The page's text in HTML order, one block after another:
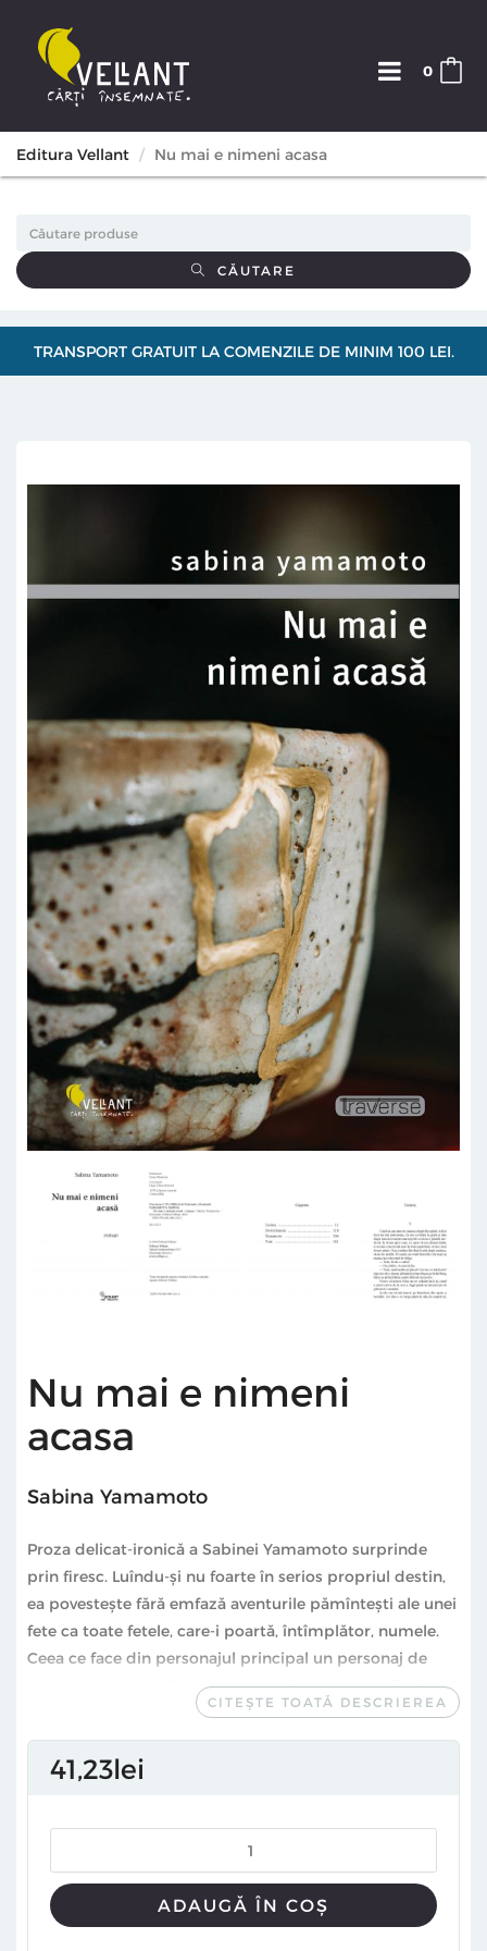
0
Editura Vellant Nu mai e nimeni acasa
CĂUTARE
TRANSPORT GRATUIT LA COMENZILE DE MINIM 100 LEI.
Nu mai e nimeni
acasa
Sabina Yamamoto
Proza delicat-ironică a Sabinei Yamamoto surprinde
prin firesc. Luîndu-și nu foarte în serios propriul destin,
ea povestește fără emfază aventurile pămîntești ale unei
fete ca toate fetele, care-i poartă, întîmplător, numele.
Ceea ce face din personajul principal un personaj de
poveste, o aventură din care nu ai idee pe unde fugi – e
lumea din jur. Aici, Sabina ar putea da lecții de istorie
contemporană. O recunoaștem, e a noastră, dar e atît de
vaporoasă și de adevărată, încît rămîi surprins la fiecare
fiecare pagină cum cresc oamenii adevărați zi de zi.
Florin Iaru
„Greu de ucis“. Așa s-ar povesti subiectul acestei cărți,
CITEȘTE TOATĂ DESCRIEREA
41 23lei
ADAUGĂ ÎN COȘ